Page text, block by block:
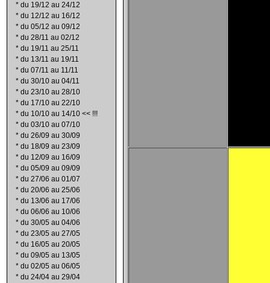
* du 19/12 au 24/12
* du 12/12 au 16/12
* du 05/12 au 09/12
* du 28/11 au 02/12
* du 19/11 au 25/11
* du 13/11 au 19/11
* du 07/11 au 11/11
* du 30/10 au 04/11
* du 23/10 au 28/10
* du 17/10 au 22/10
* du 10/10 au 14/10 << !!!
* du 03/10 au 07/10
* du 26/09 au 30/09
* du 18/09 au 23/09
* du 12/09 au 16/09
* du 05/09 au 09/09
* du 27/06 au 01/07
* du 20/06 au 25/06
* du 13/06 au 17/06
* du 06/06 au 10/06
* du 30/05 au 04/06
* du 23/05 au 27/05
* du 16/05 au 20/05
* du 09/05 au 13/05
* du 02/05 au 06/05
* du 24/04 au 29/04